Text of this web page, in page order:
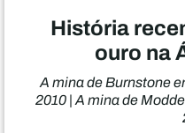
História
ouro na
A mina de Burnstone
2010 | A mina de